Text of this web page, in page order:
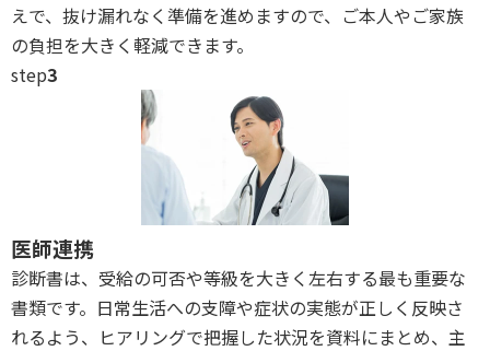
えで、抜け漏れなく準備を進めますので、ご本人やご家族
の負担を大きく軽減できます。
step3
医師連携
診断書は、受給の可否や等級を大きく左右する最も重要な
書類です。日常生活への支障や症状の実態が正しく反映さ
れるよう、ヒアリングで把握した状況を資料にまとめ、主